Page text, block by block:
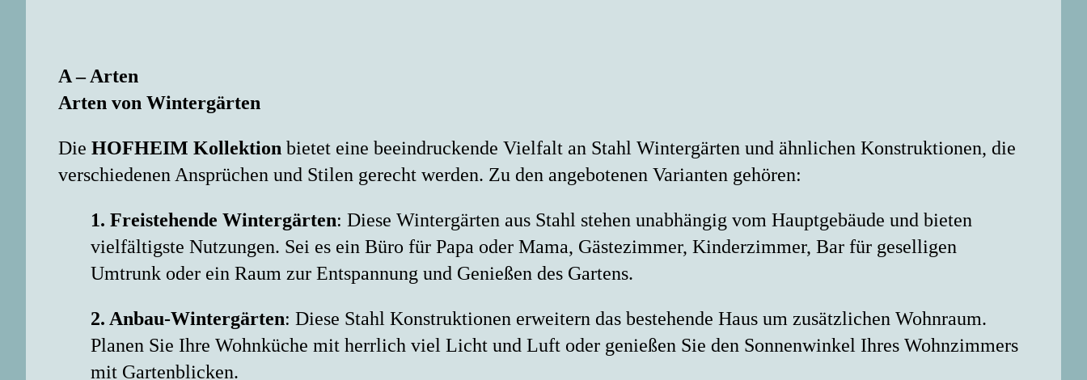
A – Arten
Arten von Wintergärten
Die HOFHEIM Kollektion bietet eine beeindruckende Vielfalt an Stahl Wintergärten und ähnlichen Konstruktionen, die
verschiedenen Ansprüchen und Stilen gerecht werden. Zu den angebotenen Varianten gehören:
1. Freistehende Wintergärten: Diese Wintergärten aus Stahl stehen unabhängig vom Hauptgebäude und bieten
vielfältigste Nutzungen. Sei es ein Büro für Papa oder Mama, Gästezimmer, Kinderzimmer, Bar für geselligen
Umtrunk oder ein Raum zur Entspannung und Genießen des Gartens.
2. Anbau-Wintergärten: Diese Stahl Konstruktionen erweitern das bestehende Haus um zusätzlichen Wohnraum.
Planen Sie Ihre Wohnküche mit herrlich viel Licht und Luft oder genießen Sie den Sonnenwinkel Ihres Wohnzimmers
mit Gartenblicken.